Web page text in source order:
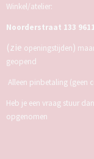
Winkel/atelier:
Noorderstraat 133
(zie openingstijden)
geopend
Alleen pinbetaling (geen
Heb je een vraag stuur
opgenomen